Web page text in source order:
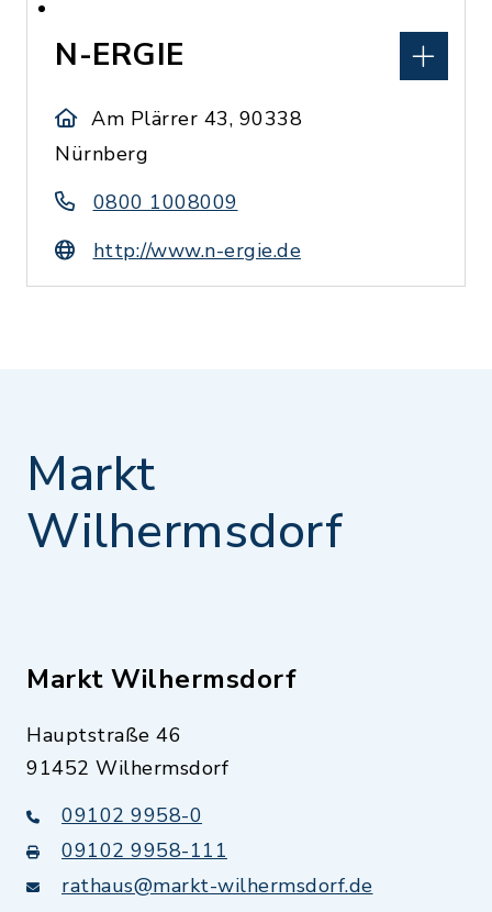
N-ERGIE
Am Plärrer 43, 90338
Nürnberg
0800 1008009
http://www.n-ergie.de
Markt
Wilhermsdorf
Markt Wilhermsdorf
Hauptstraße 46
91452 Wilhermsdorf
09102 9958-0
09102 9958-111
rathaus@markt-wilhermsdorf.de